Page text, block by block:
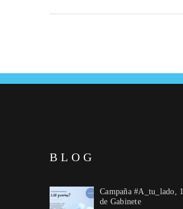
BLOG
Campaña #A_tu_lado,
de Gabinete